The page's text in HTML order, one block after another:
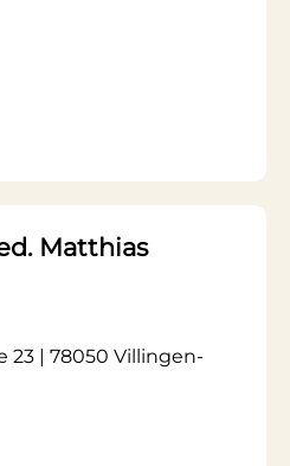
Matthias
23 | 78050 Villingen-